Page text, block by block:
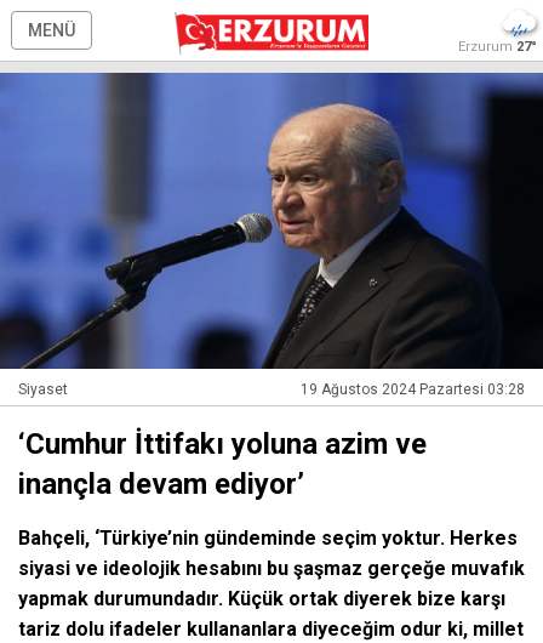
MENÜ
Erzurum 27°
Siyaset 19 Ağustos 2024 Pazartesi 03:28
‘Cumhur İttifakı yoluna azim ve
inançla devam ediyor’
Bahçeli, ‘Türkiye’nin gündeminde seçim yoktur. Herkes
siyasi ve ideolojik hesabını bu şaşmaz gerçeğe muvafık
yapmak durumundadır. Küçük ortak diyerek bize karşı
tariz dolu ifadeler kullananlara diyeceğim odur ki, millet